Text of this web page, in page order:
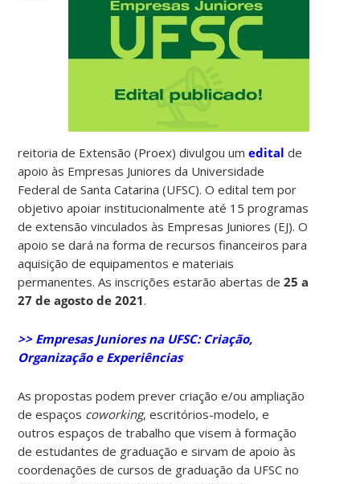
reitoria de Extensão (Proex) divulgou umeditalde
apoio às Empresas Juniores da Universidade
Federal de Santa Catarina (UFSC). O edital tem por
objetivo apoiar institucionalmente até 15 programas
de extensão vinculados às Empresas Juniores (EJ). O
apoio se dará na forma de recursos financeiros para
aquisição de equipamentos e materiais
permanentes. As inscrições estarão abertas de25 a
27 de agosto de 2021.
>> Empresas Juniores na UFSC: Criação,
Organização e Experiências
As propostas podem prever criação e/ou ampliação
de espaços coworking, escritórios-modelo, e
outros espaços de trabalho que visem à formação
de estudantes de graduação e sirvam de apoio às
coordenações de cursos de graduação da UFSC no